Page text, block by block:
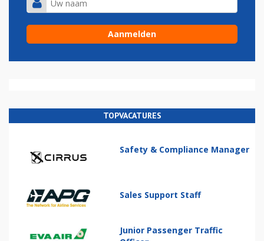
TOPVACATURES
Safety & Compliance Manager
Sales Support Staff
Junior Passenger Traffic